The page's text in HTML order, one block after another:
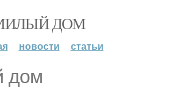
ДОМ
новости статьи
дом